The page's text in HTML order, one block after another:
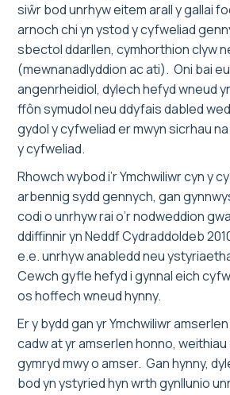
siŵr bod unrhyw eitem arall y gallai
arnoch chi yn ystod y cyfweliad
sbectol ddarllen, cymhorthion clyw
(mewnanadlyddion ac ati). Oni bai
angenrheidiol, dylech hefyd wneud
ffôn symudol neu ddyfais dabled
gydol y cyfweliad er mwyn sicrhau
y cyfweliad.
Rhowch wybod i’r Ymchwiliwr cyn y
arbennig sydd gennych, gan
codi o unrhyw rai o’r nodweddion
ddiffinnir yn Neddf Cydraddoldeb
e.e. unrhyw anabledd neu
Cewch gyfle hefyd i gynnal eich
os hoffech wneud hynny.
Er y bydd gan yr Ymchwiliwr
cadw at yr amserlen honno,
gymryd mwy o amser. Gan hynny,
bod yn ystyried hyn wrth gynllunio